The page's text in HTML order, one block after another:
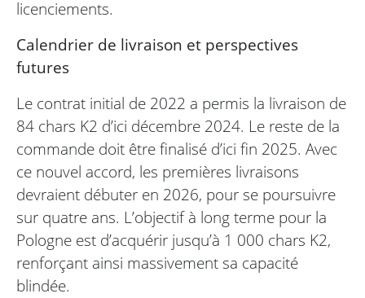
licenciements.
Calendrier de livraison et perspectives
futures
Le contrat initial de 2022 a permis la livraison de
84 chars K2 d’ici décembre 2024. Le reste de la
commande doit être finalisé d’ici fin 2025. Avec
ce nouvel accord, les premières livraisons
devraient débuter en 2026, pour se poursuivre
sur quatre ans. L’objectif à long terme pour la
Pologne est d’acquérir jusqu’à 1 000 chars K2,
renforçant ainsi massivement sa capacité
blindée.